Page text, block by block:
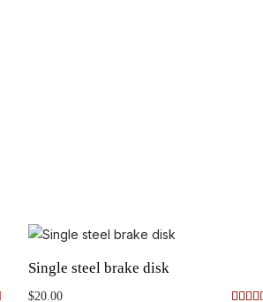
Single steel brake disk
$20.00